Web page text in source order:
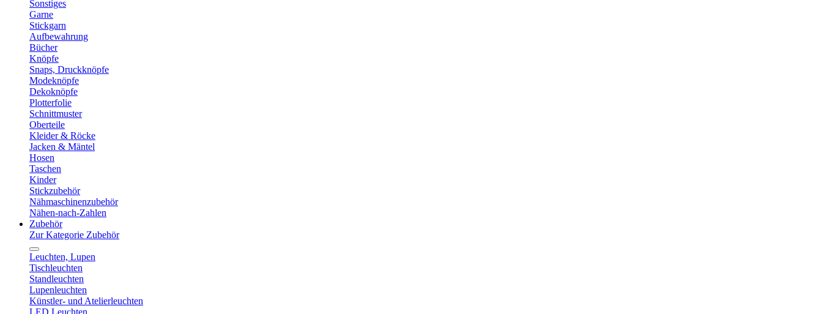
Sonstiges
Garne
Stickgarn
Aufbewahrung
Bücher
Knöpfe
Snaps, Druckknöpfe
Modeknöpfe
Dekoknöpfe
Plotterfolie
Schnittmuster
Oberteile
Kleider & Röcke
Jacken & Mäntel
Hosen
Taschen
Kinder
Stickzubehör
Nähmaschinenzubehör
Nähen-nach-Zahlen
Zubehör
Zur Kategorie Zubehör
Leuchten, Lupen
Tischleuchten
Standleuchten
Lupenleuchten
Künstler- und Atelierleuchten
LED Leuchten